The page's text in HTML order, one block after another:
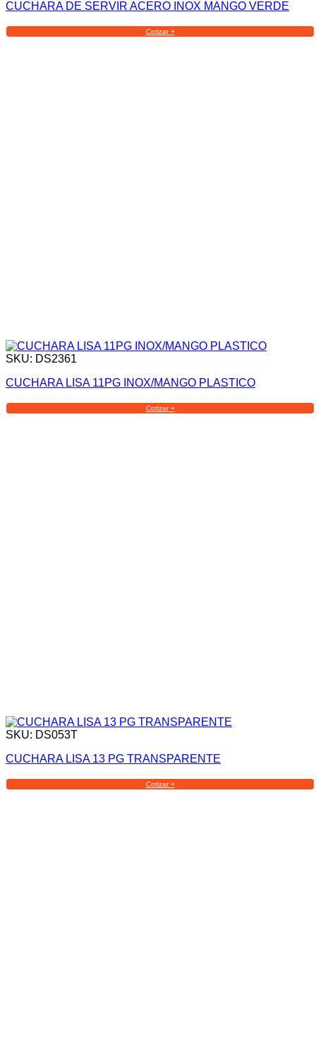
CUCHARA DE SERVIR ACERO INOX MANGO VERDE
Cotizar +
SKU: DS2361
CUCHARA LISA 11PG INOX/MANGO PLASTICO
Cotizar +
SKU: DS053T
CUCHARA LISA 13 PG TRANSPARENTE
Cotizar +